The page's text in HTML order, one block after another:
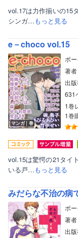
vol.17は力作揃いの15
シンガ…もっと見る
e－choco vol.15
マンガ｜巻
ボ
著
出
631
1巻
1巻
vol.15は驚愕の21タイ
いる戸…もっと見る
みだらな不治の病
ボ
著
出